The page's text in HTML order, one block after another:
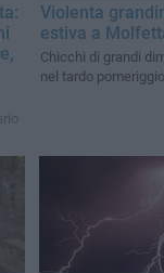
Violenta
estiva a
Chicchi di grandi
nel tardo pomeriggio